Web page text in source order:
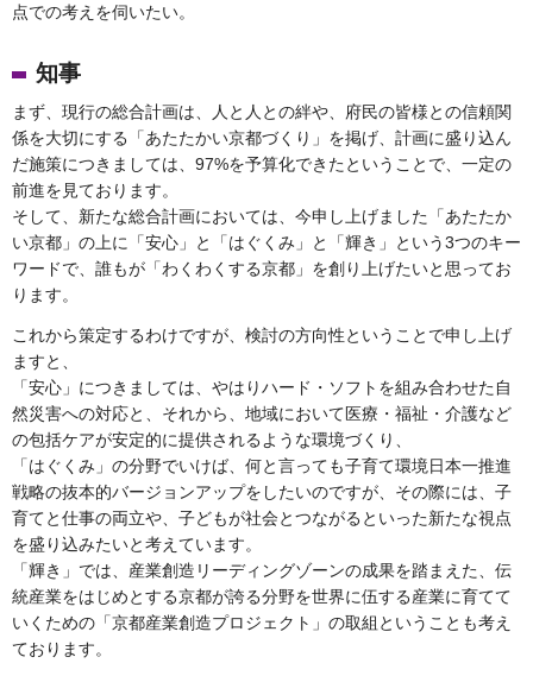
点での考えを伺いたい。
知事
まず、現行の総合計画は、人と人との絆や、府民の皆様との信頼関
係を大切にする「あたたかい京都づくり」を掲げ、計画に盛り込ん
だ施策につきましては、97%を予算化できたということで、一定の
前進を見ております。
そして、新たな総合計画においては、今申し上げました「あたたか
い京都」の上に「安心」と「はぐくみ」と「輝き」という3つのキー
ワードで、誰もが「わくわくする京都」を創り上げたいと思ってお
ります。
これから策定するわけですが、検討の方向性ということで申し上げ
ますと、
「安心」につきましては、やはりハード・ソフトを組み合わせた自
然災害への対応と、それから、地域において医療・福祉・介護など
の包括ケアが安定的に提供されるような環境づくり、
「はぐくみ」の分野でいけば、何と言っても子育て環境日本一推進
戦略の抜本的バージョンアップをしたいのですが、その際には、子
育てと仕事の両立や、子どもが社会とつながるといった新たな視点
を盛り込みたいと考えています。
「輝き」では、産業創造リーディングゾーンの成果を踏まえた、伝
統産業をはじめとする京都が誇る分野を世界に伍する産業に育てて
いくための「京都産業創造プロジェクト」の取組ということも考え
ております。